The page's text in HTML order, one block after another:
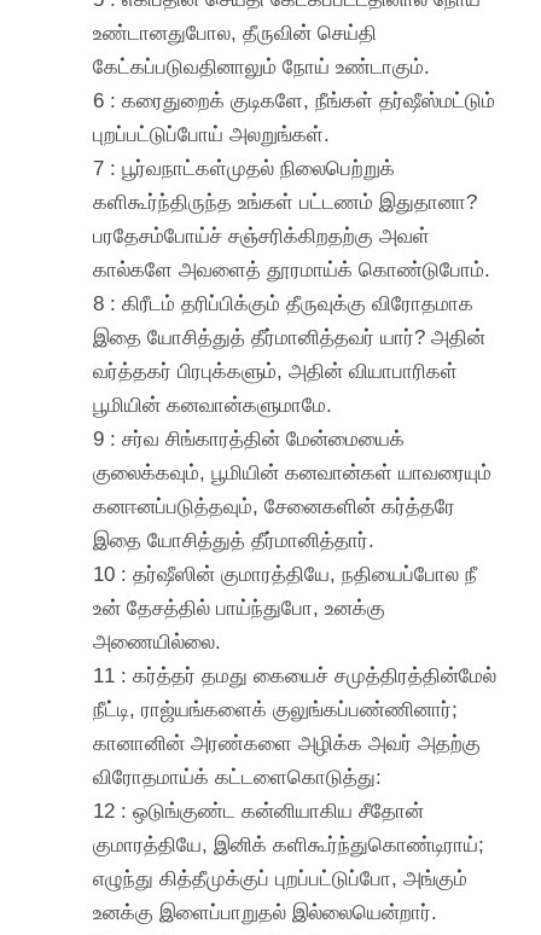
உண்டானதுபோல, தீருவின் செய்தி
கேட்கப்படுவதினாலும் நோய் உண்டாகும்.
6 : கரைதுறைக் குடிகளே, நீங்கள் தர்ஷீஸ்மட்டும்
புறப்பட்டுப்போய் அலறுங்கள்.
7 : பூர்வநாட்கள்முதல் நிலைபெற்றுக்
களிகூர்ந்திருந்த உங்கள் பட்டணம் இதுதானா?
பரதேசம்போய்ச் சஞ்சரிக்கிறதற்கு அவள்
கால்களே அவளைத் தூரமாய்க் கொண்டுபோம்.
8 : கிரீடம் தரிப்பிக்கும் தீருவுக்கு விரோதமாக
இதை யோசித்துத் தீர்மானித்தவர் யார்? அதின்
வர்த்தகர் பிரபுக்களும், அதின் வியாபாரிகள்
பூமியின் கனவான்களுமாமே.
9 : சர்வ சிங்காரத்தின் மேன்மையைக்
குலைக்கவும், பூமியின் கனவான்கள் யாவரையும்
கனஈனப்படுத்தவும், சேனைகளின் கர்த்தரே
இதை யோசித்துத் தீர்மானித்தார்.
10 : தர்ஷீஸின் குமாரத்தியே, நதியைப்போல நீ
உன் தேசத்தில் பாய்ந்துபோ, உனக்கு
அணையில்லை.
11 : கர்த்தர் தமது கையைச் சமுத்திரத்தின்மேல்
நீட்டி, ராஜ்யங்களைக் குலுங்கப்பண்ணினார்;
கானானின் அரண்களை அழிக்க அவர் அதற்கு
விரோதமாய்க் கட்டளைகொடுத்து:
12 : ஒடுங்குண்ட கன்னியாகிய சீதோன்
குமாரத்தியே, இனிக் களிகூர்ந்துகொண்டிராய்;
எழுந்து கித்தீமுக்குப் புறப்பட்டுப்போ, அங்கும்
உனக்கு இளைப்பாறுதல் இல்லையென்றார்.